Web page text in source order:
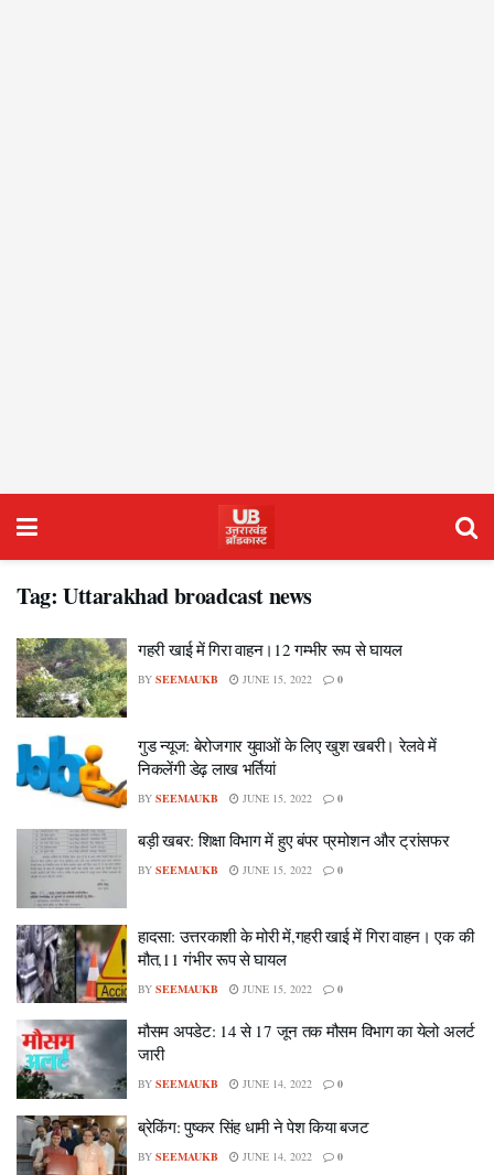
Tag: Uttarakhad broadcast news
गहरी खाई में गिरा वाहन।12 गम्भीर रूप से घायल
BY SEEMAUKB JUNE 15, 2022 0
गुड न्यूज: बेरोजगार युवाओं के लिए खुश खबरी। रेलवे में
निकलेंगी डेढ़ लाख भर्तियां
BY SEEMAUKB JUNE 15, 2022 0
बड़ी खबर: शिक्षा विभाग में हुए बंपर प्रमोशन और ट्रांसफर
BY SEEMAUKB JUNE 15, 2022 0
हादसा: उत्तरकाशी के मोरी में,गहरी खाई में गिरा वाहन। एक की
मौत,11 गंभीर रूप से घायल
BY SEEMAUKB JUNE 15, 2022 0
मौसम अपडेट: 14 से 17 जून तक मौसम विभाग का येलो अलर्ट
जारी
BY SEEMAUKB JUNE 14, 2022 0
ब्रेकिंग: पुष्कर सिंह धामी ने पेश किया बजट
BY SEEMAUKB JUNE 14, 2022 0